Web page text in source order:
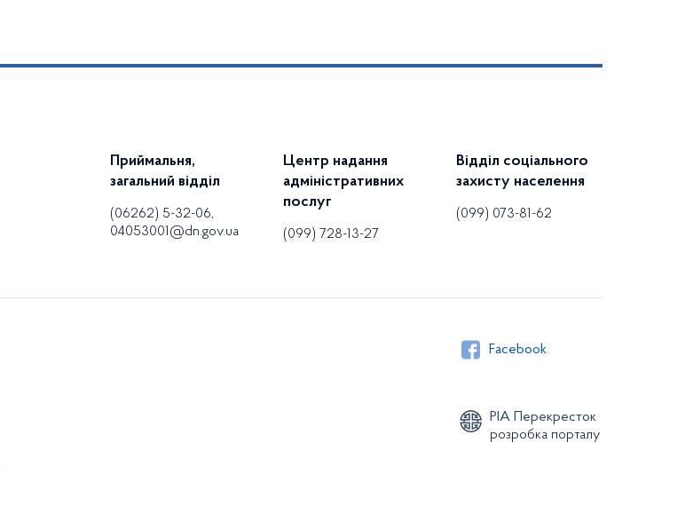
Приймальня,
загальний відділ
(06262) 5-32-06,
04053001@dn.gov.ua
Центр надання
адміністративних
послуг
(099) 728-13-27
Відділ соціального
захисту населення
(099) 073-81-62
Facebook
РІА Перекресток
розробка порталу